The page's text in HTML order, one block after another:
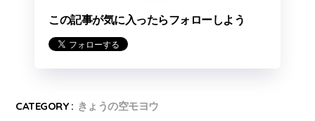
この記事が気に入ったらフォローしよう
CATEGORY : きょうの空モヨウ